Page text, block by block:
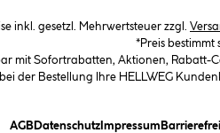
inkl. gesetzl. Mehrwertsteuer zzgl.
*Preis bestimmt
mit Sofortrabatten, Aktionen, Rabatt-
der Bestellung Ihre HELLWEG
AGB(öffnet ein Dialogfeld)
Datenschutz(öffnet ein Dialogfeld)
Impressum(öffnet ein